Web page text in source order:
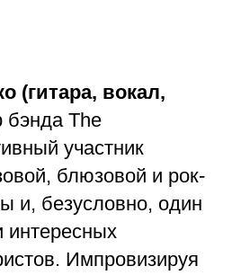
(гитара, вокал,
бэнда The
участник
блюзовой и рок-
и, безусловно, один
интересных
Импровизируя